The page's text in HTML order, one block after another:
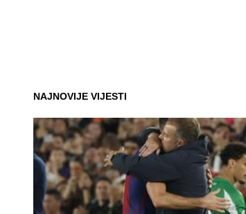
NAJNOVIJE VIJESTI